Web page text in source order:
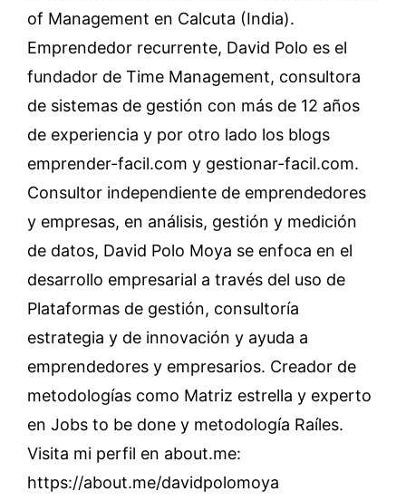
of Management en Calcuta (India).
Emprendedor recurrente, David Polo es el
fundador de Time Management, consultora
de sistemas de gestión con más de 12 años
de experiencia y por otro lado los blogs
emprender-facil.com y gestionar-facil.com.
Consultor independiente de emprendedores
y empresas, en análisis, gestión y medición
de datos, David Polo Moya se enfoca en el
desarrollo empresarial a través del uso de
Plataformas de gestión, consultoría
estrategia y de innovación y ayuda a
emprendedores y empresarios. Creador de
metodologías como Matriz estrella y experto
en Jobs to be done y metodología Raíles.
Visita mi perfil en about.me:
https://about.me/davidpolomoya